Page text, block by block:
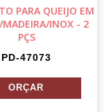
PARA QUEIJO EM
MADEIRA/INOX - 2
PÇS
PD-47073